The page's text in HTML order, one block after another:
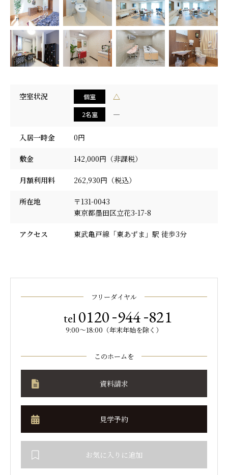
採用情報
空室状況 個室 △
2名室 ―
入居一時金 0円
敷金 142,000円（非課税）
月額利用料 262,930円（税込）
所在地
〒131-0043
東京都墨田区立花3-17-8
アクセス 東武亀戸線「東あずま」駅 徒歩3分
フリーダイヤル
tel0120-944-821
9:00～18:00（年末年始を除く）
このホームを
資料請求
見学予約
お気に入りに追加